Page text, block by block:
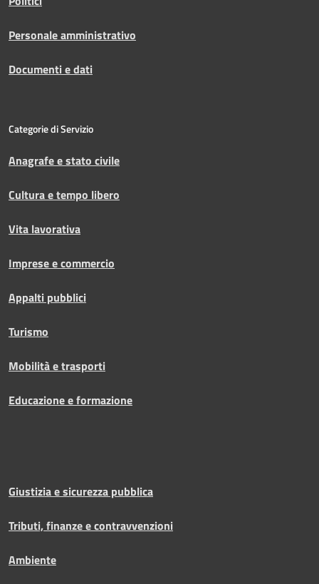
Personale amministrativo
Documenti e dati
Categorie di Servizio
Anagrafe e stato civile
Cultura e tempo libero
Vita lavorativa
Imprese e commercio
Appalti pubblici
Turismo
Mobilità e trasporti
Educazione e formazione
Giustizia e sicurezza pubblica
Tributi, finanze e contravvenzioni
Ambiente